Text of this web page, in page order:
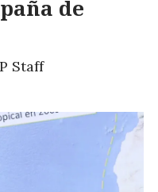
de
Staff